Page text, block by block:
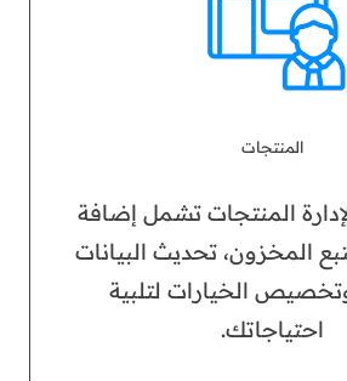
المنتجات
المنتجات تشمل إضافة
المخزون، تحديث البيانات
الخيارات لتلبية
احتياجاتك.